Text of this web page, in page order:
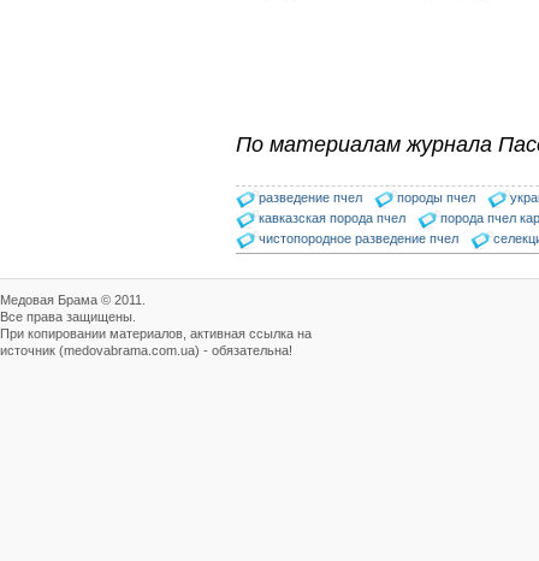
По материалам журнала
разведение пчел породы пчел
кавказская порода пчел
порода пчел
чистопородное разведение пчел
Медовая Брама © 2011.
Все права защищены.
При копировании материалов, активная ссылка на
источник (medovabrama.com.ua) - обязательна!